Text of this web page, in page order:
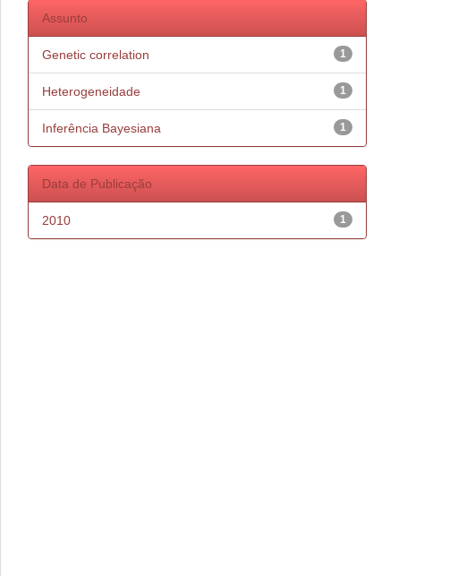
Assunto
1
Genetic correlation
1
Heterogeneidade
1
Inferência Bayesiana
Data de Publicação
1
2010